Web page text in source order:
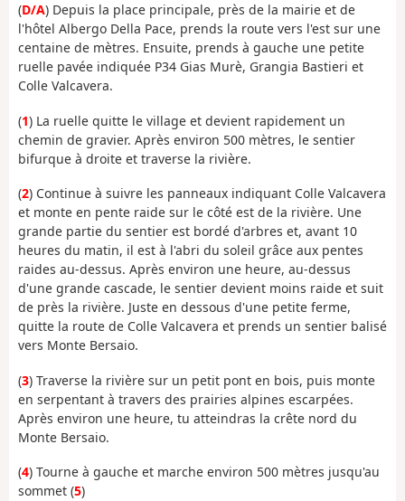
(D/A) Depuis la place principale, près de la mairie et de
l'hôtel Albergo Della Pace, prends la route vers l'est sur une
centaine de mètres. Ensuite, prends à gauche une petite
ruelle pavée indiquée P34 Gias Murè, Grangia Bastieri et
Colle Valcavera.
(1) La ruelle quitte le village et devient rapidement un
chemin de gravier. Après environ 500 mètres, le sentier
bifurque à droite et traverse la rivière.
(2) Continue à suivre les panneaux indiquant Colle Valcavera
et monte en pente raide sur le côté est de la rivière. Une
grande partie du sentier est bordé d'arbres et, avant 10
heures du matin, il est à l'abri du soleil grâce aux pentes
raides au-dessus. Après environ une heure, au-dessus
d'une grande cascade, le sentier devient moins raide et suit
de près la rivière. Juste en dessous d'une petite ferme,
quitte la route de Colle Valcavera et prends un sentier balisé
vers Monte Bersaio.
(3) Traverse la rivière sur un petit pont en bois, puis monte
en serpentant à travers des prairies alpines escarpées.
Après environ une heure, tu atteindras la crête nord du
Monte Bersaio.
(4) Tourne à gauche et marche environ 500 mètres jusqu'au
sommet (5)